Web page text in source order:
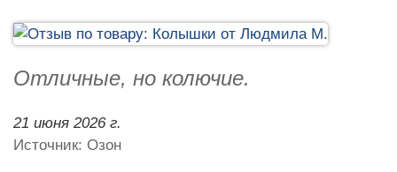
Отличные, но колючие.
21 июня 2026 г.
Источник: Озон